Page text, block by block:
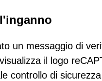
un messaggio di
il logo
controllo di